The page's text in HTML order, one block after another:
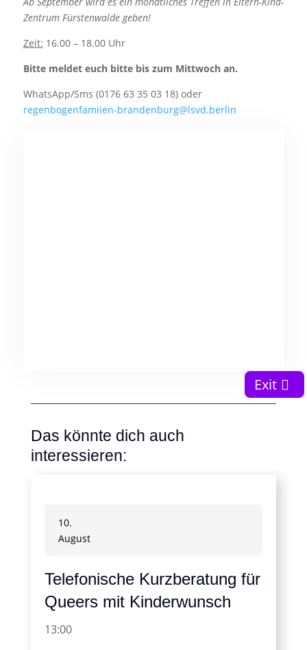
Zentrum Fürstenwalde geben!
Zeit: 16.00 – 18.00 Uhr
Bitte meldet euch bitte bis zum Mittwoch an.
WhatsApp/Sms (0176 63 35 03 18) oder
regenbogenfamiien-brandenburg@lsvd.berlin
Das könnte dich auch
interessieren:
10.
August
Telefonische Kurzberatung für
Queers mit Kinderwunsch
13:00
Exit